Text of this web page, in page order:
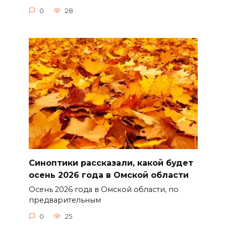
0 28
Синоптики рассказали, какой будет
осень 2026 года в Омской области
Осень 2026 года в Омской области, по
предварительным
0 25